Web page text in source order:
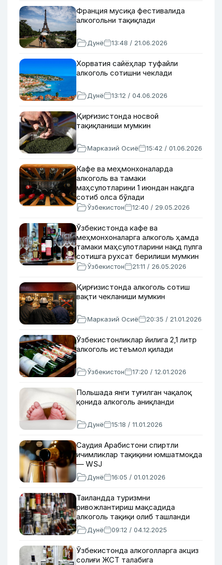
Франция мусиқа фестивалида
алкогольни тақиқлади
Дунё 13:48 / 21.06.2026
Хорватия сайёҳлар туфайли
алкоголь сотишни чеклади
Дунё 13:12 / 04.06.2026
Қирғизистонда носвой
тақиқланиши мумкин
Марказий Осиё 15:42 / 01.06.2026
Кафе ва меҳмонхоналарда
алкоголь ва тамаки
маҳсулотларини 1 июндан нақдга
сотиб олса бўлади
Ўзбекистон 12:40 / 29.05.2026
Ўзбекистонда кафе ва
меҳмонхоналарга алкоголь ҳамда
тамаки маҳсулотларини нақд пулга
сотишга рухсат берилиши мумкин
Ўзбекистон 21:11 / 26.05.2026
Қирғизистонда алкоголь сотиш
вақти чекланиши мумкин
Марказий Осиё 20:35 / 21.01.2026
Ўзбекистонликлар йилига 2,1 литр
алкоголь истеъмол қилади
Ўзбекистон 17:20 / 12.01.2026
Польшада янги туғилган чақалоқ
қонида алкоголь аниқланди
Дунё 15:18 / 11.01.2026
Саудия Арабистони спиртли
ичимликлар тақиқини юмшатмоқда
— WSJ
Дунё 16:05 / 01.01.2026
Таиландда туризмни
ривожлантириш мақсадида
алкоголь тақиқи олиб ташланди
Дунё 09:12 / 04.12.2025
Ўзбекистонда алкоголларга акциз
солиғи ЖСТ талабига